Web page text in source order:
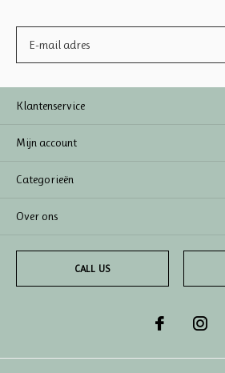
Klantenservice
Mijn account
Categorieën
Over ons
CALL US